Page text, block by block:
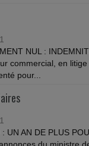
NUL :
commercial, en
pour...
UN AN DE PLUS